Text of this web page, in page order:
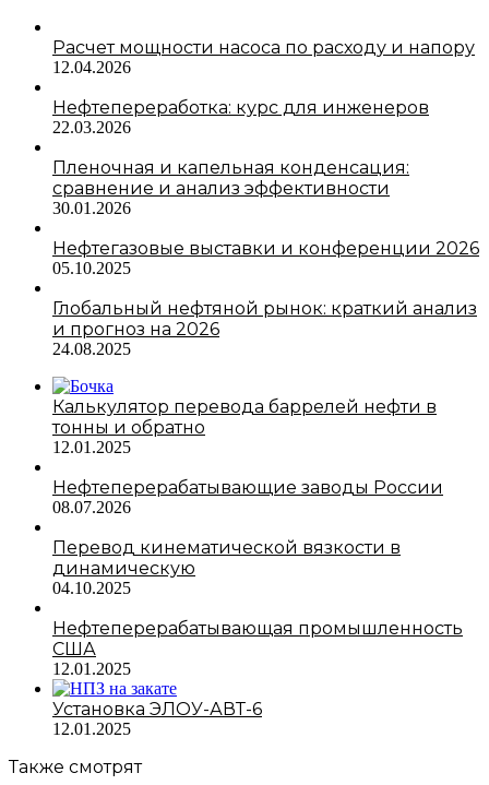
Расчет мощности насоса по расходу и напору
12.04.2026
Нефтепереработка: курс для инженеров
22.03.2026
Пленочная и капельная конденсация:
сравнение и анализ эффективности
30.01.2026
Нефтегазовые выставки и конференции 2026
05.10.2025
Глобальный нефтяной рынок: краткий анализ
и прогноз на 2026
24.08.2025
Калькулятор перевода баррелей нефти в
тонны и обратно
12.01.2025
Нефтеперерабатывающие заводы России
08.07.2026
Перевод кинематической вязкости в
динамическую
04.10.2025
Нефтеперерабатывающая промышленность
США
12.01.2025
Установка ЭЛОУ-АВТ-6
12.01.2025
Также смотрят